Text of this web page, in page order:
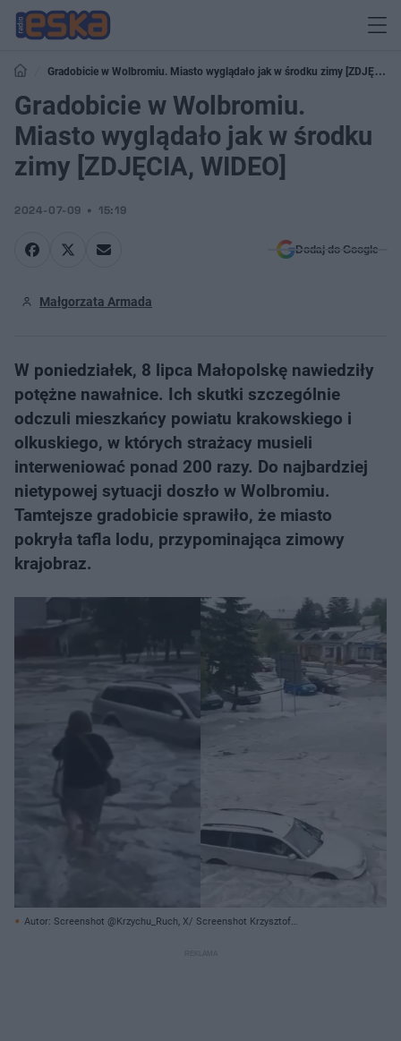
Gradobicie w Wolbromiu. Miasto wyglądało jak w środku zimy [ZDJĘCIA,
WIDEO]
Gradobicie w Wolbromiu.
Miasto wyglądało jak w środku
zimy [ZDJĘCIA, WIDEO]
2024-07-09 15:19
Dodaj do Google
Małgorzata Armada
W poniedziałek, 8 lipca Małopolskę nawiedziły
potężne nawałnice. Ich skutki szczególnie
odczuli mieszkańcy powiatu krakowskiego i
olkuskiego, w których strażacy musieli
interweniować ponad 200 razy. Do najbardziej
nietypowej sytuacji doszło w Wolbromiu.
Tamtejsze gradobicie sprawiło, że miasto
pokryła tafla lodu, przypominająca zimowy
krajobraz.
Autor: Screenshot @Krzychu_Ruch, X/ Screenshot Krzysztof